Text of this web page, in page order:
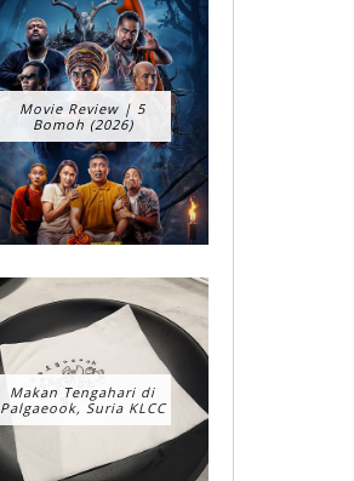
Movie Review | 5
Bomoh (2026)
Makan Tengahari di
Palgaeook, Suria KLCC